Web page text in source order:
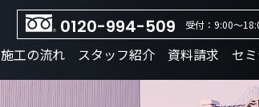
0120-994-509 受付：9:00～
施工の流れ スタッフ紹介 資料請求 セ